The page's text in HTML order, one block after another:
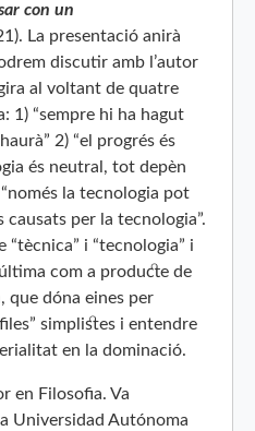
con un
La presentació anirà
discutir amb l’autor
al voltant de quatre
1) “sempre hi ha hagut
2) “el progrés és
és neutral, tot depèn
“només la tecnologia pot
per la tecnologia”.
i “tecnologia” i
com a producte de
que dóna eines per
simplistes i entendre
en la dominació.
en Filosofia. Va
Universidad Autónoma